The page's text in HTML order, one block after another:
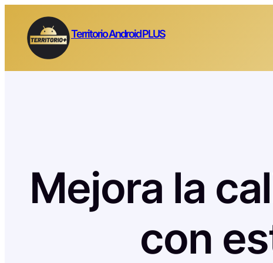
contenido
Territorio Android PLUS
Mejora la
con